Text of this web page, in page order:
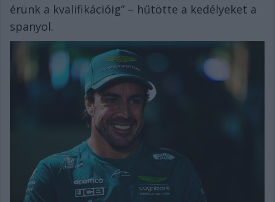
érünk a kvalifikációig” – hűtötte a kedélyeket a
spanyol.